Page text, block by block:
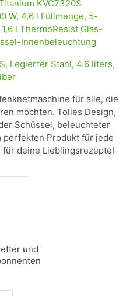
Legierter Stahl, 4.6 liters,
für alle, die
möchten. Tolles Design,
Schüssel, beleuchteter
perfekten Produkt für jede
für deine Lieblingsrezepte!
und